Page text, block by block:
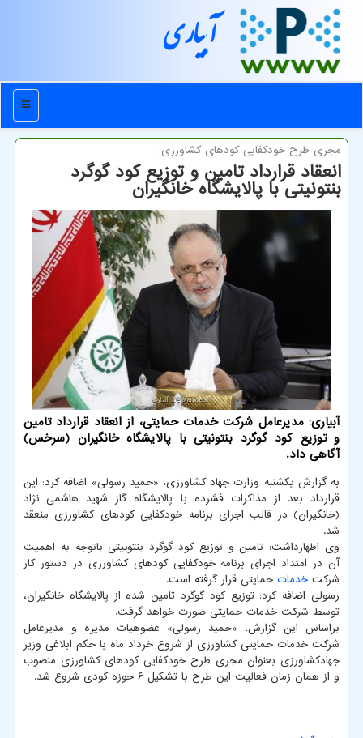
آبیاری
منو
مجری طرح خودكفایی كودهای كشاورزی:
انعقاد قرارداد تامین و توزیع كود گوگرد
بنتونیتی با پالایشگاه خانگیران
آبیاری: مدیرعامل شركت خدمات حمایتی، از انعقاد قرارداد تامین
و توزیع كود گوگرد بنتونیتی با پالایشگاه خانگیران (سرخس)
آگاهی داد.
به گزارش یکشنبه وزارت جهاد کشاورزی، «حمید رسولی» اضافه کرد: این
قرارداد بعد از مذاکرات فشرده با پالایشگاه گاز شهید هاشمی نژاد
(خانگیران) در قالب اجرای برنامه خودکفایی کودهای کشاورزی منعقد
شد.
وی اظهارداشت: تامین و توزیع کود گوگرد بنتونیتی باتوجه به اهمیت
آن در امتداد اجرای برنامه خودکفایی کودهای کشاورزی در دستور کار
شرکت خدمات حمایتی قرار گرفته است.
رسولی اضافه کرد: توزیع کود گوگرد تامین شده از پالایشگاه خانگیران،
توسط شرکت خدمات حمایتی صورت خواهد گرفت.
براساس این گزارش، «حمید رسولی» عضوهیات مدیره و مدیرعامل
شرکت خدمات حمایتی کشاورزی از شروع خرداد ماه با حکم ابلاغی وزیر
جهادکشاورزی بعنوان مجری طرح خودکفایی کودهای کشاورزی منصوب
و از همان زمان فعالیت این طرح با تشکیل ۶ حوزه کودی شروع شد.